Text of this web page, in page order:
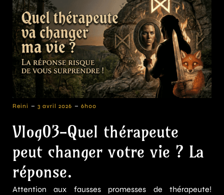
Reini - 3 avril 2026 - 6h00
Vlog03-Quel thérapeute
peut changer votre vie ? La
réponse.
Attention aux fausses promesses de thérapeute!